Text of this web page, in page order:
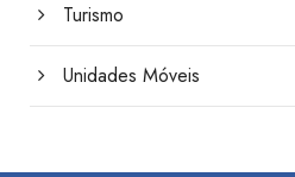
Turismo
Unidades Móveis